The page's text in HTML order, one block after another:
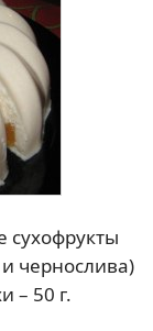
сухофрукты
чернослива)
– 50 г.